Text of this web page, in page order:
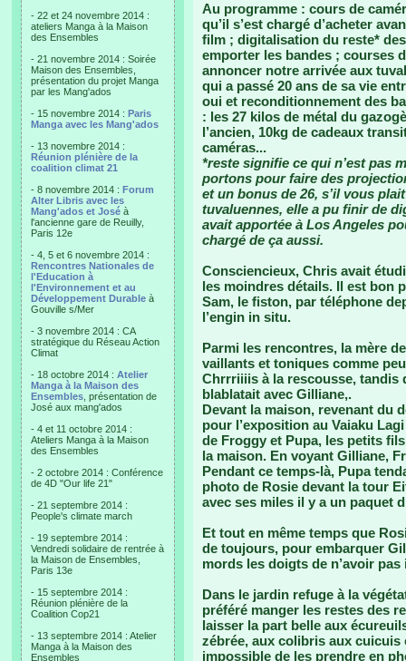
- 22 et 24 novembre 2014 :
ateliers Manga à la Maison
des Ensembles
- 21 novembre 2014 : Soirée
Maison des Ensembles,
présentation du projet Manga
par les Mang'ados
- 15 novembre 2014 : Paris
Manga avec les Mang'ados
- 13 novembre 2014 :
Réunion plénière de la
coalition climat 21
- 8 novembre 2014 : Forum
Alter Libris avec les
Mang'ados et José à
l'ancienne gare de Reuilly,
Paris 12e
- 4, 5 et 6 novembre 2014 :
Rencontres Nationales de
l'Education à
l'Environnement et au
Développement Durable à
Gouville s/Mer
- 3 novembre 2014 : CA
stratégique du Réseau Action
Climat
- 18 octobre 2014 : Atelier
Manga à la Maison des
Ensembles , présentation de
José aux mang'ados
- 4 et 11 octobre 2014 :
Ateliers Manga à la Maison
des Ensembles
- 2 octobre 2014 : Conférence
de 4D "Our life 21"
- 21 septembre 2014 :
People's climate march
- 19 septembre 2014 :
Vendredi solidaire de rentrée à
la Maison de Ensembles,
Paris 13e
- 15 septembre 2014 :
Réunion plénière de la
Coalition Cop21
- 13 septembre 2014 : Atelier
Manga à la Maison des
Ensembles
Au programme : cours de
qu’il s’est chargé d’acheter
film ; digitalisation du reste*
emporter les bandes ; courses
annoncer notre arrivée aux
qui a passé 20 ans de sa vie
oui et reconditionnement des
: les 27 kilos de métal du
l’ancien, 10kg de cadeaux
caméras...
*reste signifie ce qui n’est pas
portons pour faire des
et un bonus de 26, s’il vous
tuvaluennes, elle a pu finir de
avait apportée à Los Angeles
chargé de ça aussi.
Consciencieux, Chris avait
les moindres détails. Il est bon
Sam, le fiston, par téléphone
l’engin in situ.
Parmi les rencontres, la mère
vaillants et toniques comme
Chrrriiiis à la rescousse, tandis
blablatait avec Gilliane,.
Devant la maison, revenant du
pour l’exposition au Vaiaku
de Froggy et Pupa, les petits
la maison. En voyant Gilliane,
Pendant ce temps-là, Pupa
photo de Rosie devant la tour
avec ses miles il y a un paquet
Et tout en même temps que
de toujours, pour embarquer
mords les doigts de n’avoir
Dans le jardin refuge à la
préféré manger les restes des
laisser la part belle aux
zébrée, aux colibris aux
impossible de les prendre en